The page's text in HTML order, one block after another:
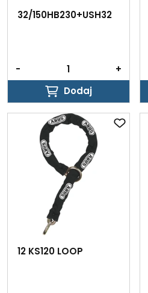
32/150HB230+USH32
-
+
Dodaj
Dodaj
12 KS120 LOOP